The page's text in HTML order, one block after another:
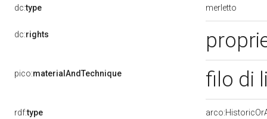
dc:type merletto
dc:rights
pico:materialAndTechnique filo di
rdf:type